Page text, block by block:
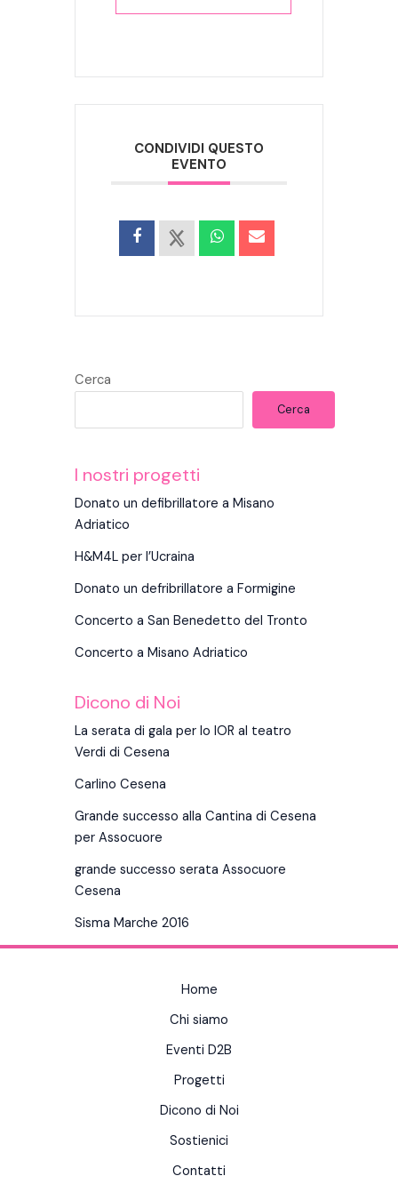
CONDIVIDI QUESTO
EVENTO
Cerca
Cerca
I nostri progetti
Donato un defibrillatore a Misano
Adriatico
H&M4L per l’Ucraina
Donato un defribrillatore a Formigine
Concerto a San Benedetto del Tronto
Concerto a Misano Adriatico
Dicono di Noi
La serata di gala per lo IOR al teatro
Verdi di Cesena
Carlino Cesena
Grande successo alla Cantina di Cesena
per Assocuore
grande successo serata Assocuore
Cesena
Sisma Marche 2016
Home
Chi siamo
Eventi D2B
Progetti
Dicono di Noi
Sostienici
Contatti